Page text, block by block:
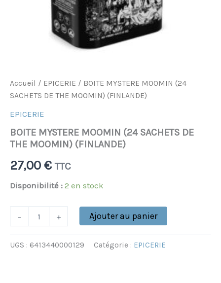
Accueil / EPICERIE / BOITE MYSTERE MOOMIN (24
SACHETS DE THE MOOMIN) (FINLANDE)
EPICERIE
BOITE MYSTERE MOOMIN (24 SACHETS DE
THE MOOMIN) (FINLANDE)
27,00 € TTC
Disponibilité : 2 en stock
- + Ajouter au panier
UGS : 6413440000129 Catégorie : EPICERIE